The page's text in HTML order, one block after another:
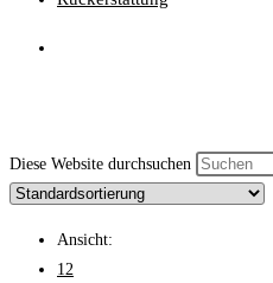
Diese Website durchsuchen
Ansicht:
12